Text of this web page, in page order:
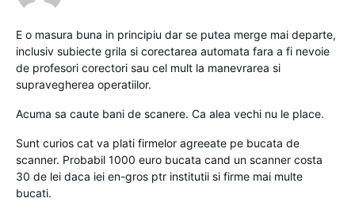
E o masura buna in principiu dar se putea merge mai departe,
inclusiv subiecte grila si corectarea automata fara a fi nevoie
de profesori corectori sau cel mult la manevrarea si
supravegherea operatiilor.
Acuma sa caute bani de scanere. Ca alea vechi nu le place.
Sunt curios cat va plati firmelor agreeate pe bucata de
scanner. Probabil 1000 euro bucata cand un scanner costa
30 de lei daca iei en-gros ptr institutii si firme mai multe
bucati.